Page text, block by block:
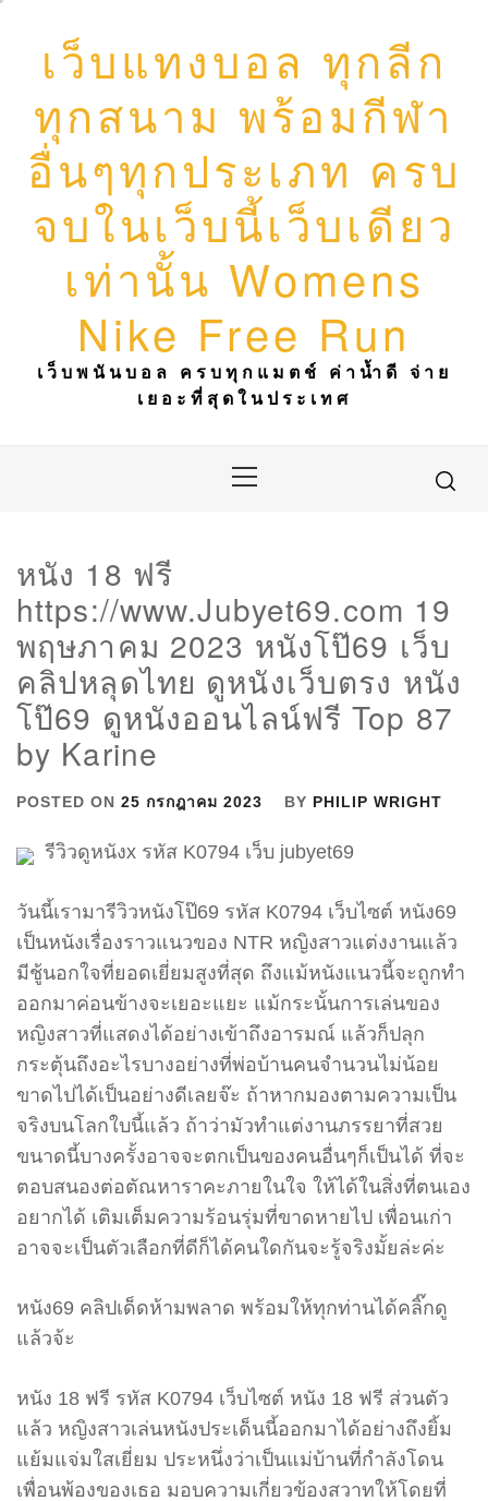
เว็บแทงบอล ทุกลีก
ทุกสนาม พร้อมกีฬา
อื่นๆทุกประเภท ครบ
จบในเว็บนี้เว็บเดียว
เท่านั้น Womens
Nike Free Run
เว็บพนันบอล ครบทุกแมตช์ ค่าน้ำดี จ่าย
เยอะที่สุดในประเทศ
Menu
หนัง 18 ฟรี
https://www.Jubyet69.com 19
พฤษภาคม 2023 หนังโป๊69 เว็บ
คลิปหลุดไทย ดูหนังเว็บตรง หนัง
โป๊69 ดูหนังออนไลน์ฟรี Top 87
by Karine
POSTED ON 25 กรกฎาคม 2023 BY PHILIP WRIGHT
รีวิวดูหนังx รหัส K0794 เว็บ jubyet69
วันนี้เรามารีวิวหนังโป๊69 รหัส K0794 เว็บไซต์ หนัง69
เป็นหนังเรื่องราวแนวของ NTR หญิงสาวแต่งงานแล้ว
มีชู้นอกใจที่ยอดเยี่ยมสูงที่สุด ถึงแม้หนังแนวนี้จะถูกทำ
ออกมาค่อนข้างจะเยอะแยะ แม้กระนั้นการเล่นของ
หญิงสาวที่แสดงได้อย่างเข้าถึงอารมณ์ แล้วก็ปลุก
กระตุ้นถึงอะไรบางอย่างที่พ่อบ้านคนจำนวนไม่น้อย
ขาดไปได้เป็นอย่างดีเลยจ๊ะ ถ้าหากมองตามความเป็น
จริงบนโลกใบนี้แล้ว ถ้าว่ามัวทำแต่งานภรรยาที่สวย
ขนาดนี้บางครั้งอาจจะตกเป็นของคนอื่นๆก็เป็นได้ ที่จะ
ตอบสนองต่อตัณหาราคะภายในใจ ให้ได้ในสิ่งที่ตนเอง
อยากได้ เติมเต็มความร้อนรุ่มที่ขาดหายไป เพื่อนเก่า
อาจจะเป็นตัวเลือกที่ดีก็ได้คนใดกันจะรู้จริงมั้ยล่ะค่ะ
หนัง69 คลิปเด็ดห้ามพลาด พร้อมให้ทุกท่านได้คลิ๊กดู
แล้วจ้ะ
หนัง 18 ฟรี รหัส K0794 เว็บไซต์ หนัง 18 ฟรี ส่วนตัว
แล้ว หญิงสาวเล่นหนังประเด็นนี้ออกมาได้อย่างถึงยิ้ม
แย้มแจ่มใสเยี่ยม ประหนึ่งว่าเป็นแม่บ้านที่กำลังโดน
เพื่อนพ้องของเธอ มอบความเกี่ยวข้องสวาทให้โดยที่